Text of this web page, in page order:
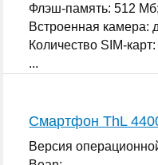
Флэш-память: 512 Мб;
Встроенная камера:
Количество SIM-карт:
...
Смартфон ThL
Версия